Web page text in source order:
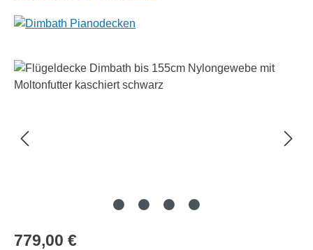
Bildergalerie überspringen
Regulärer Preis:
779,00 €